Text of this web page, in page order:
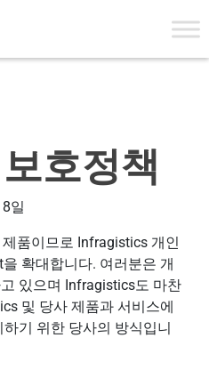
호정책
일
품이므로 Infragistics 개인
확대합니다. 여러분은 개
있으며 Infragistics도 마찬
및 당사 제품과 서비스에
기 위한 당사의 방식입니